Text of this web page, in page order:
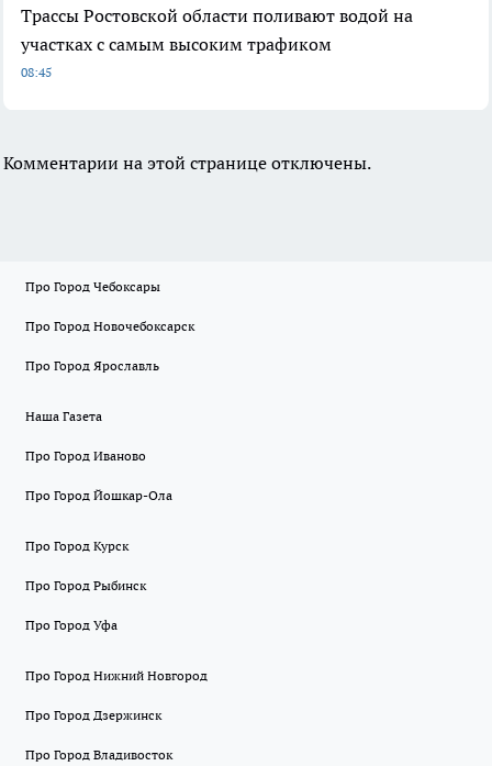
Трассы Ростовской области поливают водой на
участках с самым высоким трафиком
08:45
Комментарии на этой странице отключены.
Про Город Чебоксары
Про Город Новочебоксарск
Про Город Ярославль
Наша Газета
Про Город Иваново
Про Город Йошкар-Ола
Про Город Курск
Про Город Рыбинск
Про Город Уфа
Про Город Нижний Новгород
Про Город Дзержинск
Про Город Владивосток